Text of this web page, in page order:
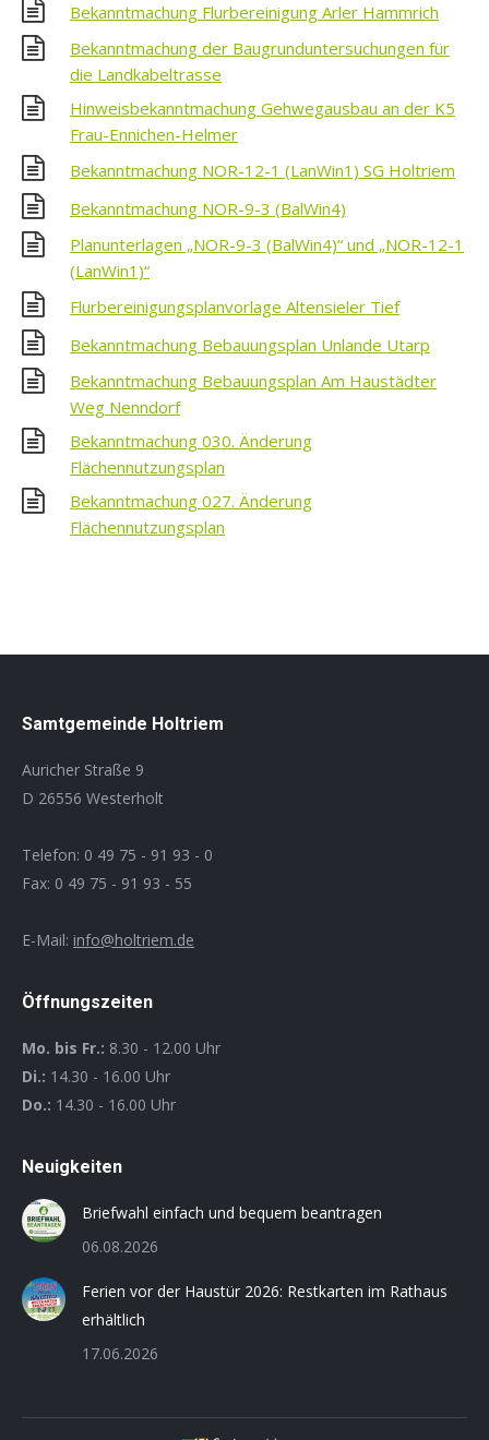
Bekanntmachung Flurbereinigung Arler Hammrich
Bekanntmachung der Baugrunduntersuchungen für
die Landkabeltrasse
Hinweisbekanntmachung Gehwegausbau an der K5
Frau-Ennichen-Helmer
Bekanntmachung NOR-12-1 (LanWin1) SG Holtriem
Bekanntmachung NOR-9-3 (BalWin4)
Planunterlagen „NOR-9-3 (BalWin4)“ und „NOR-12-1
(LanWin1)“
Flurbereinigungsplanvorlage Altensieler Tief
Bekanntmachung Bebauungsplan Unlande Utarp
Bekanntmachung Bebauungsplan Am Haustädter
Weg Nenndorf
Bekanntmachung 030. Änderung
Flächennutzungsplan
Bekanntmachung 027. Änderung
Flächennutzungsplan
Samtgemeinde Holtriem
Auricher Straße 9
D 26556 Westerholt
Telefon: 0 49 75 - 91 93 - 0
Fax: 0 49 75 - 91 93 - 55
E-Mail: info@holtriem.de
Öffnungszeiten
Mo. bis Fr.: 8.30 - 12.00 Uhr
Di.: 14.30 - 16.00 Uhr
Do.: 14.30 - 16.00 Uhr
Neuigkeiten
Briefwahl einfach und bequem beantragen
06.08.2026
Ferien vor der Haustür 2026: Restkarten im Rathaus
erhältlich
17.06.2026